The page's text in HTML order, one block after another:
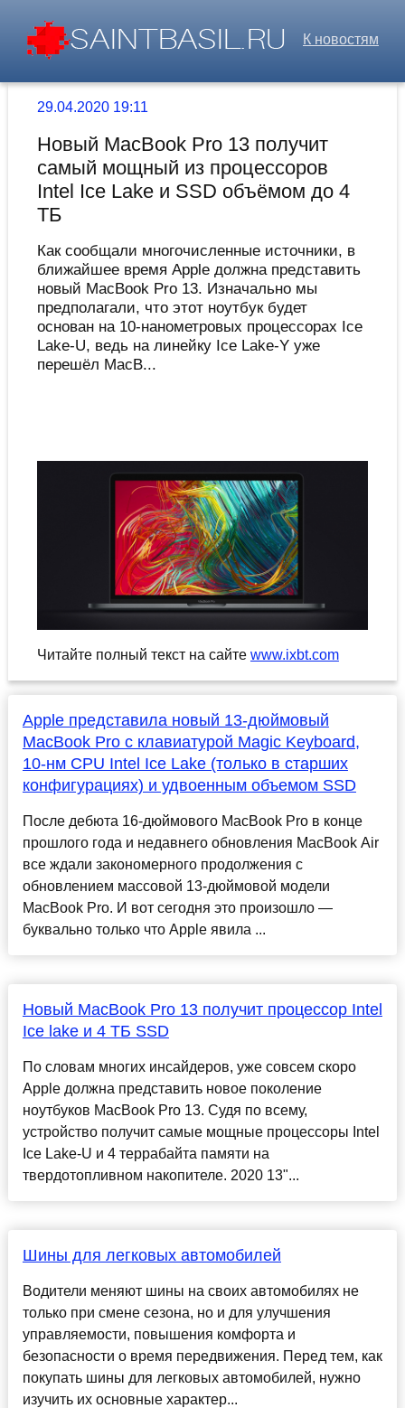
К новостям
29.04.2020 19:11
Новый MacBook Pro 13 получит
самый мощный из процессоров
Intel Ice Lake и SSD объёмом до 4
ТБ
Как сообщали многочисленные источники, в
ближайшее время Apple должна представить
новый MacBook Pro 13. Изначально мы
предполагали, что этот ноутбук будет
основан на 10-нанометровых процессорах Ice
Lake-U, ведь на линейку Ice Lake-Y уже
перешёл MacB...
Читайте полный текст на сайте www.ixbt.com
Apple представила новый 13-дюймовый
MacBook Pro c клавиатурой Magic Keyboard,
10-нм CPU Intel Ice Lake (только в старших
конфигурациях) и удвоенным объемом SSD
После дебюта 16-дюймового MacBook Pro в конце
прошлого года и недавнего обновления MacBook Air
все ждали закономерного продолжения с
обновлением массовой 13-дюймовой модели
MacBook Pro. И вот сегодня это произошло —
буквально только что Apple явила ...
Новый MacBook Pro 13 получит процессор Intel
Ice lake и 4 ТБ SSD
По словам многих инсайдеров, уже совсем скоро
Apple должна представить новое поколение
ноутбуков MacBook Pro 13. Судя по всему,
устройство получит самые мощные процессоры Intel
Ice Lake-U и 4 террабайта памяти на
твердотопливном накопителе. 2020 13"...
Шины для легковых автомобилей
Водители меняют шины на своих автомобилях не
только при смене сезона, но и для улучшения
управляемости, повышения комфорта и
безопасности о время передвижения. Перед тем, как
покупать шины для легковых автомобилей, нужно
изучить их основные характер...